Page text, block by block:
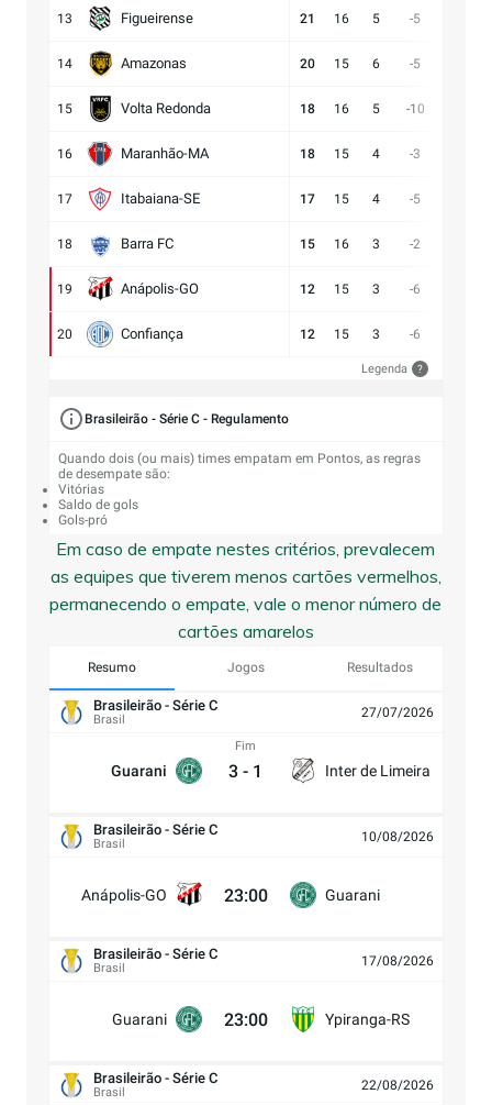
13 Figueirense 21 16 5 -5
14 Amazonas 20 15 6 -5
15 Volta Redonda 18 16 5 -10
16 Maranhão-MA 18 15 4 -3
17 Itabaiana-SE 17 15 4 -5
18 Barra FC 15 16 3 -2
19 Anápolis-GO 12 15 3 -6
20 Confiança 12 15 3 -6
Legenda ?
Brasileirão - Série C - Regulamento
Quando dois (ou mais) times empatam em Pontos, as regras
de desempate são:
Vitórias
Saldo de gols
Gols-pró
Em caso de empate nestes critérios, prevalecem
as equipes que tiverem menos cartões vermelhos,
permanecendo o empate, vale o menor número de
cartões amarelos
Resumo Jogos Resultados
Brasileirão - Série C
Brasil 27/07/2026
Guarani
Fim
3 - 1 Inter de Limeira
Brasileirão - Série C
Brasil 10/08/2026
Anápolis-GO 23:00 Guarani
Brasileirão - Série C
Brasil 17/08/2026
Guarani 23:00 Ypiranga-RS
Brasileirão - Série C
Brasil 22/08/2026